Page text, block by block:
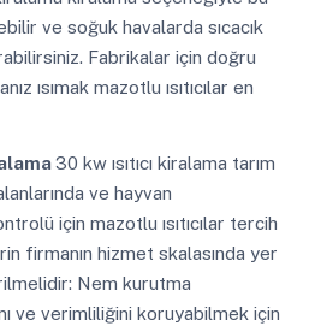
ve soğuk havalarda sıcacık
Fabrikalar için doğru
ısımak mazotlu ısıtıcılar en
30 kw ısıtıcı kiralama tarım
ve hayvan
için mazotlu ısıtıcılar tercih
firmanın hizmet skalasında yer
Nem kurutma
ve verimliliğini koruyabilmek için